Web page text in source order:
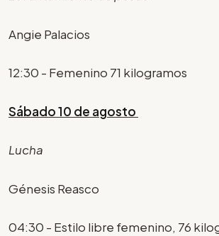
Angie Palacios
12:30 - Femenino 71 kilogramos
Sábado 10 de agosto
Lucha
Génesis Reasco
04:30 - Estilo libre femenino, 76